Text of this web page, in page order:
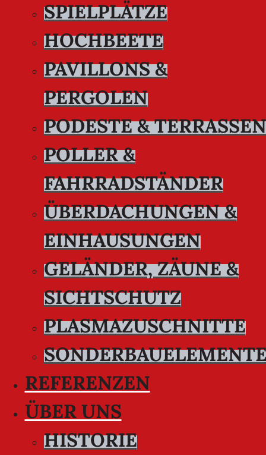
SPIELPLÄTZE
HOCHBEETE
PAVILLONS &
PERGOLEN
PODESTE & TERRASSEN
POLLER &
FAHRRADSTÄNDER
ÜBERDACHUNGEN &
EINHAUSUNGEN
GELÄNDER, ZÄUNE &
SICHTSCHUTZ
PLASMAZUSCHNITTE
REFERENZEN
ÜBER UNS
HISTORIE